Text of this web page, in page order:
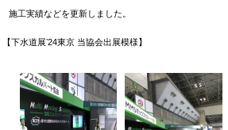
施工実績などを更新しました。
【下水道展ʼ24東京 当協会出展模様】